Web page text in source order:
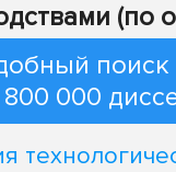
(по
поиск
000